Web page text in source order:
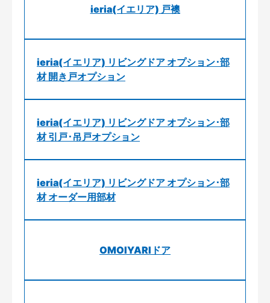
ieria(イエリア) 戸襖
ieria(イエリア) リビングドア オプション･部
材 開き戸オプション
ieria(イエリア) リビングドア オプション･部
材 引戸･吊戸オプション
ieria(イエリア) リビングドア オプション･部
材 オーダー用部材
OMOIYARIドア